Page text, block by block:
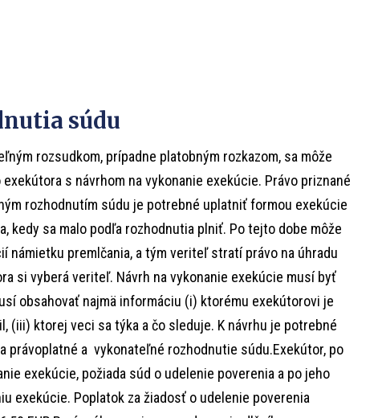
súdu
rozsudkom, prípadne platobným rozkazom, sa môže
s návrhom na vykonanie exekúcie. Právo priznané
rozhodnutím súdu je potrebné uplatniť formou exekúcie
kedy sa malo podľa rozhodnutia plniť. Po tejto dobe môže
námietku premlčania, a tým veriteľ stratí právo na úhradu
si vyberá veriteľ. Návrh na vykonanie exekúcie musí byť
obsahovať najmä informáciu (i) ktorému exekútorovi je
(iii) ktorej veci sa týka a čo sleduje. K návrhu je potrebné
právoplatné a vykonateľné rozhodnutie súdu.Exekútor, po
exekúcie, požiada súd o udelenie poverenia a po jeho
exekúcie. Poplatok za žiadosť o udelenie poverenia